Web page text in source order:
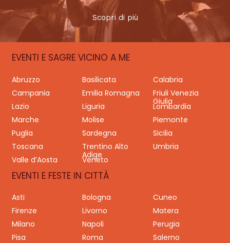
Scopri di più
EVENTI E SAGRE VICINO A ME
Abruzzo Basilicata
Calabria
Campania
Emilia Romagna
Friuli Venezia
Giulia
Lazio Liguria
Lombardia
Marche
Molise
Piemonte
Puglia
Sardegna
Sicilia
Toscana
Trentino Alto
Adige
Umbria
Valle d’Aosta
Veneto
EVENTI E FESTE IN CITTÀ
Asti Bologna
Cuneo
Firenze
Livorno
Matera
Milano
Napoli
Perugia
Pisa
Roma
Salerno